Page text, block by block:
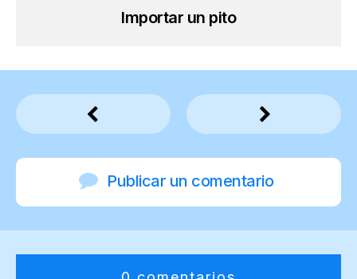
Importar un pito
Publicar un comentario